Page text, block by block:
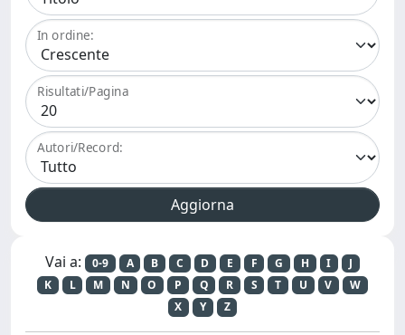
In ordine:
Risultati/Pagina
Autori/Record:
Vai a: 0-9 A B C D E F G H I
J
K
L M N O P Q R S T U V
W
X
Y Z